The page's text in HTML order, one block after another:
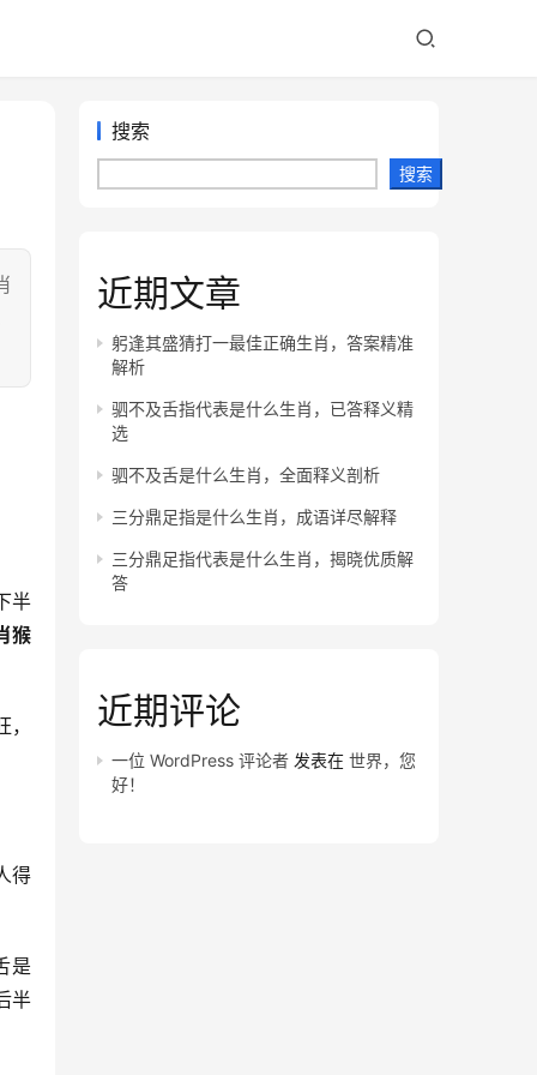
半
猴
得
是
半
搜索
搜索
近期文章
躬逢其盛猜打一最佳正确生肖，答案精准
解析
驷不及舌指代表是什么生肖，已答释义精
选
驷不及舌是什么生肖，全面释义剖析
三分鼎足指是什么生肖，成语详尽解释
三分鼎足指代表是什么生肖，揭晓优质解
答
近期评论
一位 WordPress 评论者 发表在 世界，您
好！